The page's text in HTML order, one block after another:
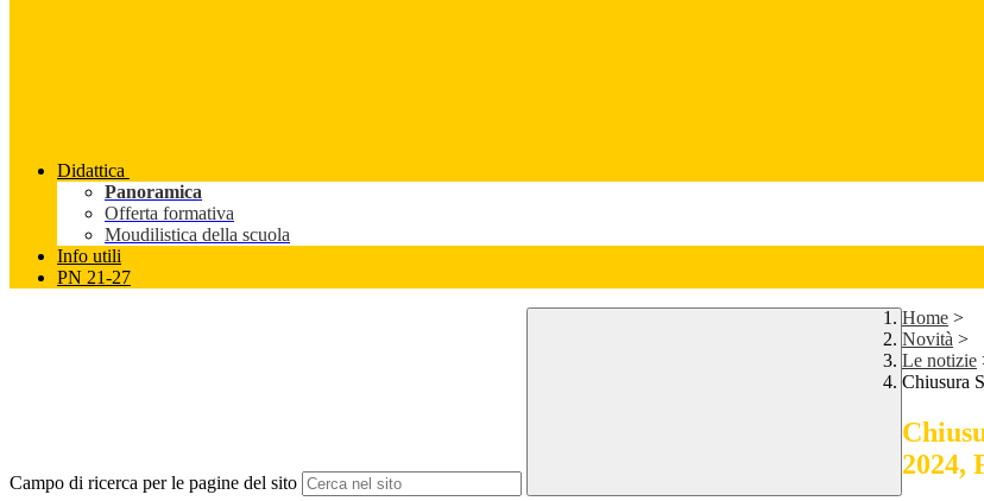
Didattica
Panoramica
Offerta formativa
Moudilistica della scuola
Info utili
PN 21-27
Campo di ricerca per le pagine del sito
Home >
Novità >
Le notizie
Chiusura
2024,